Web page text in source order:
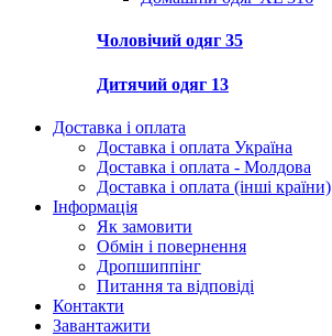
Чоловічий одяг 35
Дитячий одяг 13
Доставка і оплата
Доставка і оплата Україна
Доставка і оплата - Молдова
Доставка і оплата (інші країни)
Інформація
Як замовити
Обмін і повернення
Дропшиппінг
Питання та відповіді
Контакти
Завантажити